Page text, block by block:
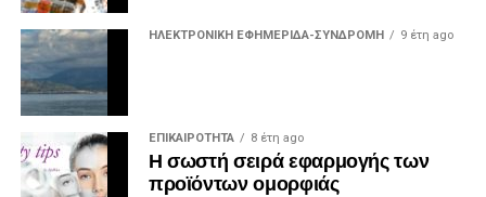
ΗΛΕΚΤΡΟΝΙΚΗ ΕΦΗΜΕΡΙΔΑ-ΣΥΝΔΡΟΜΗ 9 έτη ago
ΕΠΙΚΑΙΡΟΤΗΤΑ 8 έτη ago
Η σωστή σειρά εφαρμογής των
προϊόντων ομορφιάς